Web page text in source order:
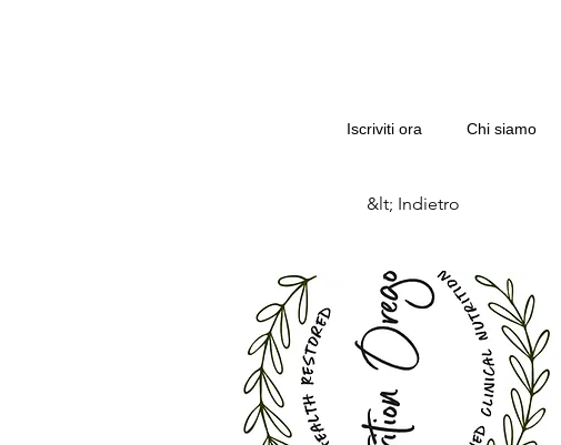
Iscriviti ora Chi siamo
&lt; Indietro